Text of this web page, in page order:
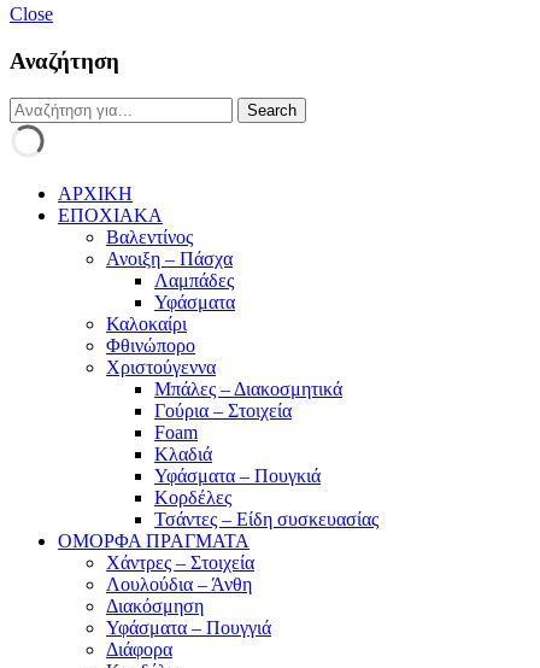
Close
Αναζήτηση
ΑΡΧΙΚΗ
ΕΠΟΧΙΑΚΑ
Βαλεντίνος
Ανοιξη – Πάσχα
Λαμπάδες
Υφάσματα
Καλοκαίρι
Φθινώπορο
Χριστούγεννα
Μπάλες – Διακοσμητικά
Γούρια – Στοιχεία
Foam
Κλαδιά
Υφάσματα – Πουγκιά
Κορδέλες
Τσάντες – Είδη συσκευασίας
ΟΜΟΡΦΑ ΠΡΑΓΜΑΤΑ
Χάντρες – Στοιχεία
Λουλούδια – Άνθη
Διακόσμηση
Υφάσματα – Πουγγιά
Διάφορα